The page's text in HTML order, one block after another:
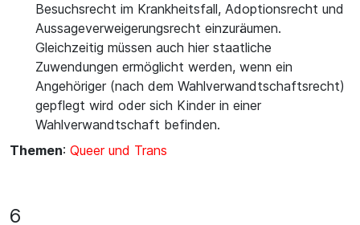
Besuchsrecht im Krankheitsfall, Adoptionsrecht und
Aussageverweigerungsrecht einzuräumen.
Gleichzeitig müssen auch hier staatliche
Zuwendungen ermöglicht werden, wenn ein
Angehöriger (nach dem Wahlverwandtschaftsrecht)
gepflegt wird oder sich Kinder in einer
Wahlverwandtschaft befinden.
Themen: Queer und Trans
6